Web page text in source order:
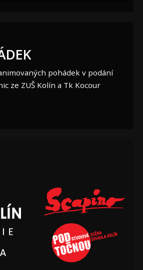
pohádek v podání
ze ZUŠ Kolín a Tk Kocour